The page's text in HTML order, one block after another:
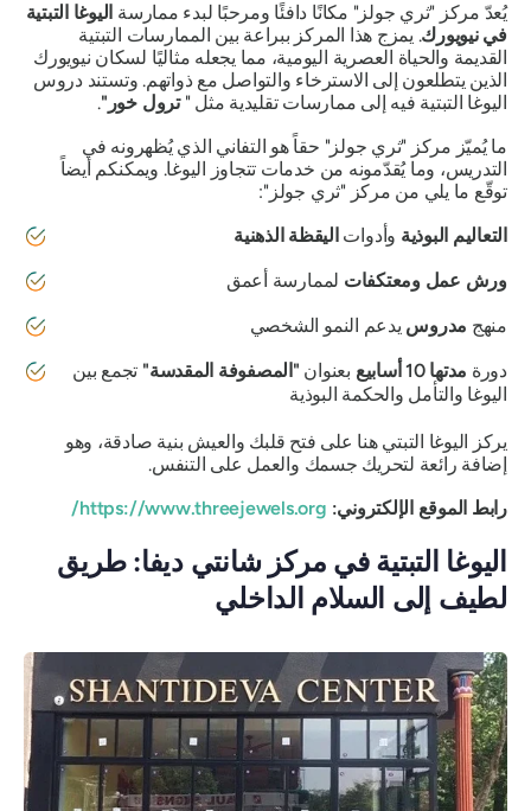
يُعدّ مركز "ثري جولز" مكانًا دافئًا ومرحبًا لبدء ممارسةاليوغا التبتية
في نيويورك. يمزج هذا المركز ببراعة بين الممارسات التبتية
القديمة والحياة العصرية اليومية، مما يجعله مثاليًا لسكان نيويورك
الذين يتطلعون إلى الاسترخاء والتواصل مع ذواتهم. وتستند دروس
اليوغا التبتية فيه إلى ممارسات تقليدية مثل " ترول خور"
ما يُميّز مركز "ثري جولز" حقاً هو التفاني الذي يُظهرونه في
التدريس، وما يُقدّمونه من خدمات تتجاوز اليوغا. ويمكنكم أيضاً
توقّع ما يلي من مركز "ثري جولز":
التعاليم البوذيةوأدواتاليقظة الذهنية
ورش عمل ومعتكفاتلممارسة أعمق
منهجمدروسيدعم النمو الشخصي
دورةمدتها 10 أسابيع بعنوان"المصفوفة المقدسة"تجمع بين
اليوغا والتأمل والحكمة البوذية
يركز اليوغا التبتي هنا على فتح قلبك والعيش بنية صادقة، وهو
إضافة رائعة لتحريك جسمك والعمل على التنفس.
رابط الموقع الإلكتروني: https://www.threejewels.org/
اليوغا التبتية في مركز شانتي ديفا: طريق
لطيف إلى السلام الداخلي